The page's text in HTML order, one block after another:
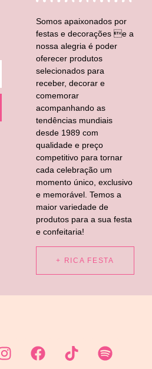
Somos apaixonados por
festas e decorações e a
nossa alegria é poder
oferecer produtos
selecionados para
receber, decorar e
comemorar
acompanhando as
tendências mundiais
desde 1989 com
qualidade e preço
competitivo para tornar
cada celebração um
momento único, exclusivo
e memorável. Temos a
maior variedade de
produtos para a sua festa
e confeitaria!
+ RICA FESTA